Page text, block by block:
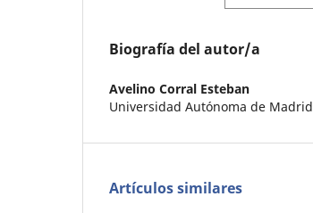
Biografía del autor/a
Avelino Corral Esteban
Universidad Autónoma de Madrid
Artículos similares